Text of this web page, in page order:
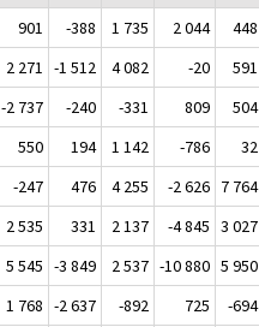
901 -388 1 735 2 044
448
2 271 -1 512 4 082 -20
591
-2 737 -240 -331 809
504
550 194 1 142 -786
32
-247 476 4 255 -2 626 7 764
2 535 331 2 137 -4 845 3 027
5 545 -3 849 2 537 -10 880 5 950
1 768 -2 637 -892 725
-694